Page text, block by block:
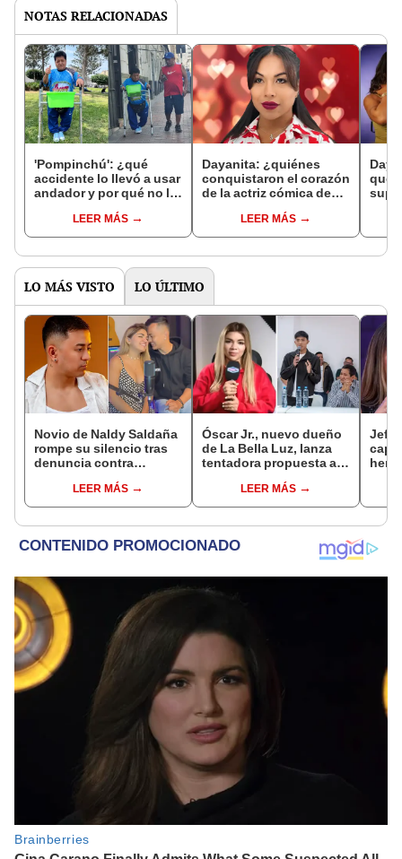
NOTAS RELACIONADAS
'Pompinchú': ¿qué
accidente lo llevó a usar
andador y por qué no le
LEER MÁS
Dayanita: ¿quiénes
conquistaron el corazón
de la actriz cómica de
LEER MÁS
que
LO MÁS VISTO LO ÚLTIMO
Novio de Naldy Saldaña
rompe su silencio tras
denuncia contra
Luz: "Tiene todo mi
apoyo"
LEER MÁS
Óscar Jr., nuevo dueño
de La Bella Luz, lanza
tentadora propuesta a
denuncia por
tocamientos: “Va a
LEER MÁS